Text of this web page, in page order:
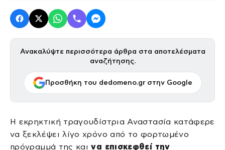
Ανακαλύψτε περισσότερα άρθρα στα αποτελέσματα
αναζήτησης.
Προσθήκη του dedomeno.gr στην Google
Η εκρηκτική τραγουδίστρια Αναστασία κατάφερε
να ξεκλέψει λίγο χρόνο από το φορτωμένο
πρόγραμμά της καινα επισκεφθεί την